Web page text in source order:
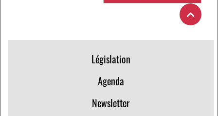
Législation
Agenda
Newsletter